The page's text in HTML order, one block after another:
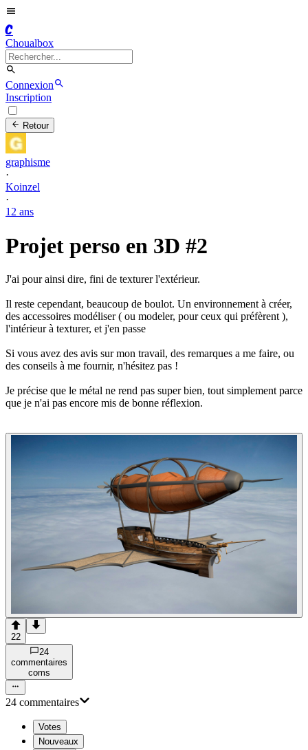
C
Choualbox
Connexion
Inscription
Retour
graphisme
·
Koinzel
·
12 ans
Projet perso en 3D #2
J'ai pour ainsi dire, fini de texturer l'extérieur.
Il reste cependant, beaucoup de boulot. Un environnement à créer,
des accessoires modéliser ( ou modeler, pour ceux qui préfèrent ),
l'intérieur à texturer, et j'en passe
Si vous avez des avis sur mon travail, des remarques a me faire, ou
des conseils à me fournir, n'hésitez pas !
Je précise que le métal ne rend pas super bien, tout simplement parce
que je n'ai pas encore mis de bonne réflexion.
22
24
commentaires
coms
24 commentaires
Votes
Nouveaux